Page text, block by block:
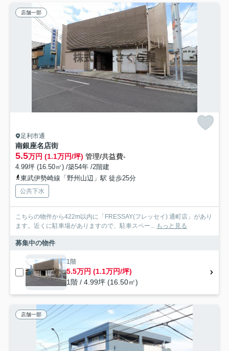
店舗一部
足利市通
南銀座名店街
5.5万円 (1.1万円/坪) 管理/共益費-
4.99坪 (16.50㎡) /築54年 /2階建
東武伊勢崎線「野州山辺」駅 徒歩25分
公共下水
こちらの物件から422m以内に「FRESSAY(フレッセイ) 通町店」があり
ます。近くに駐車場がありますので、駐車スペー... もっと見る
募集中の物件
1階
5.5万円 (1.1万円/坪)
1階 / 4.99坪 (16.50㎡)
店舗一部